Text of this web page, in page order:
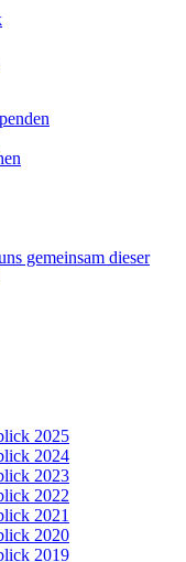
gemeinsam dieser
2025
2024
2023
2022
2021
2020
2019